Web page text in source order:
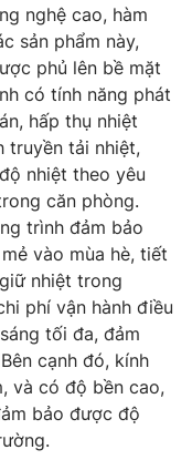
Nam
số 483/GP-BTTTT
Phạm Quốc Thắng,
355 932
nghệ cao, hàm
sản phẩm này,
phủ lên bề mặt
có tính năng phát
hấp thụ nhiệt
truyền tải nhiệt,
nhiệt theo yêu
căn phòng.
trình đảm bảo
vào mùa hè, tiết
nhiệt trong
phí vận hành điều
tối đa, đảm
cạnh đó, kính
và có độ bền cao,
bảo được độ